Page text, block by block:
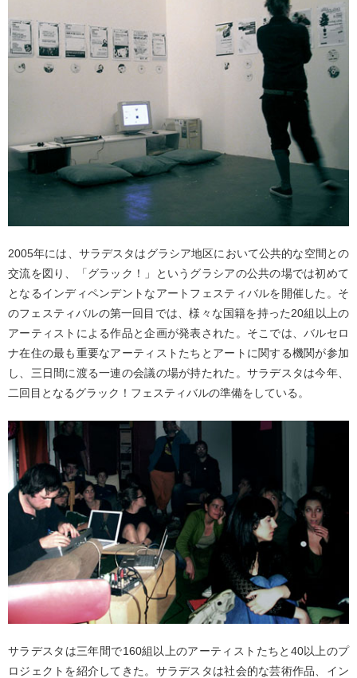
2005年には、サラデスタはグラシア地区において公共的な空間との
交流を図り、「グラック！」というグラシアの公共の場では初めて
となるインディペンデントなアートフェスティバルを開催した。そ
のフェスティバルの第一回目では、様々な国籍を持った20組以上の
アーティストによる作品と企画が発表された。そこでは、バルセロ
ナ在住の最も重要なアーティストたちとアートに関する機関が参加
し、三日間に渡る一連の会議の場が持たれた。サラデスタは今年、
二回目となるグラック！フェスティバルの準備をしている。
サラデスタは三年間で160組以上のアーティストたちと40以上のプ
ロジェクトを紹介してきた。サラデスタは社会的な芸術作品、イン